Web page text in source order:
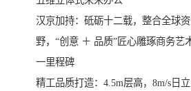
汉京加持：砥砺十二载，整合全球
野，“创意 ＋ 品质”匠心雕琢商务艺
一里程碑
精工品质打造：4.5m层高，8m/s日